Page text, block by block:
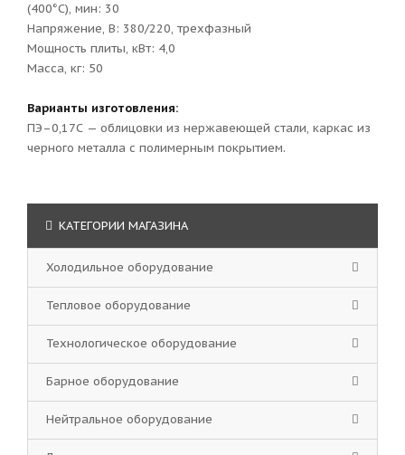
(400°С), мин: 30
Напряжение, В: 380/220, трехфазный
Мощность плиты, кВт: 4,0
Масса, кг: 50
Варианты изготовления:
ПЭ–0,17С — облицовки из нержавеющей стали, каркас из
черного металла с полимерным покрытием.
КАТЕГОРИИ МАГАЗИНА
Холодильное оборудование
Тепловое оборудование
Технологическое оборудование
Барное оборудование
Нейтральное оборудование